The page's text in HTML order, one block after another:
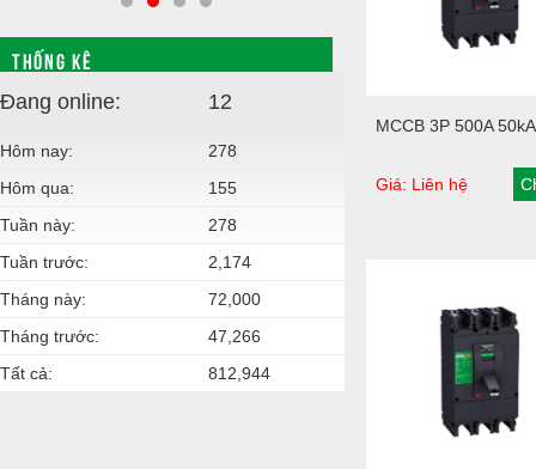
Giỏ hàng
MCCB 3P 500A 50kA
Giá: Liên hệ
THỐNG KÊ
Đang online: 12
Hôm nay:
278
Hôm qua:
155
Tuần này:
278
Tuần trước:
2,174
Tháng này:
72,000
Tháng trước:
47,266
Tất cả:
812,944